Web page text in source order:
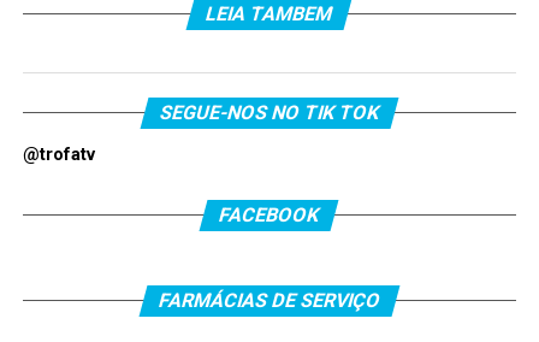
LEIA TAMBEM
SEGUE-NOS NO TIK TOK
@trofatv
FACEBOOK
FARMÁCIAS DE SERVIÇO